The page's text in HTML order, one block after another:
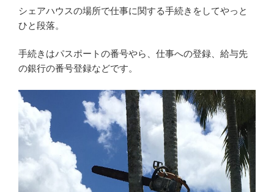
シェアハウスの場所で仕事に関する手続きをしてやっと
ひと段落。
手続きはパスポートの番号やら、仕事への登録、給与先
の銀行の番号登録などです。